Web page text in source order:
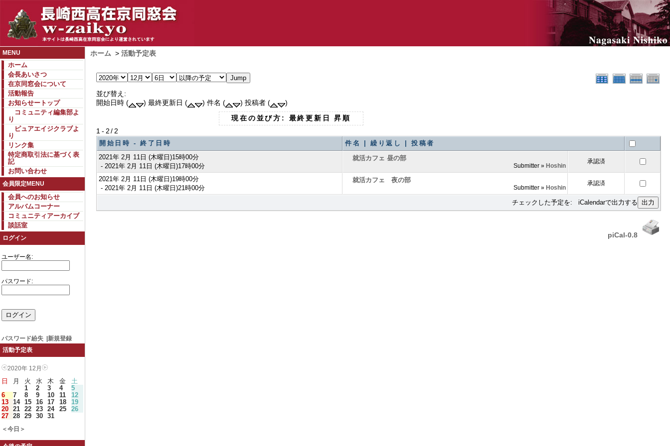
MENU
ホーム
会長あいさつ
在京同窓会について
活動報告
お知らせートップ
コミュニティ編集部よ
り
ピュアエイジクラブよ
り
リンク集
特定商取引法に基づく表
記
お問い合わせ
会員限定MENU
会員へのお知らせ
アルバムコーナー
コミュニティアーカイブ
談話室
ログイン
ユーザー名:
パスワード:
パスワード紛失
新規登録
活動予定表
2020年 12月
日 月 火 水 木 金
土
1
2 3 4
5
6
7 8 9 10 11
12
13 14 15 16 17 18
19
20 21 22 23 24 25
26
27 28 29 30 31
＜今日＞
ホーム > 活動予定表
並び替え:
開始日時 (
) 最終更新日 ( ) 件名 ( ) 投稿者 (
)
現在の並び方: 最終更新日 昇順
1-2/2
開始日時 - 終了日時
件名 | 繰り返し | 投稿者
2021年 2月 11日 (木曜日)15時00分
- 2021年 2月 11日 (木曜日)17時00分
就活カフェ 昼の部
Submitter » Hoshin
承認済
2021年 2月 11日 (木曜日)19時00分
- 2021年 2月 11日 (木曜日)21時00分
就活カフェ 夜の部
Submitter » Hoshin
承認済
チェックした予定を: iCalendarで出力する
piCal-0.8